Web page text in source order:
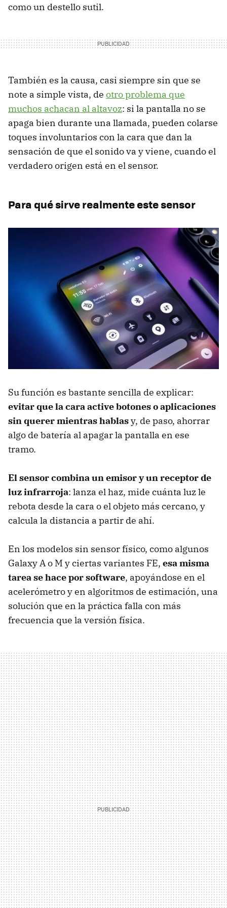
como un destello sutil.
También es la causa, casi siempre sin que se
note a simple vista, de otro problema que
muchos achacan al altavoz: si la pantalla no se
apaga bien durante una llamada, pueden colarse
toques involuntarios con la cara que dan la
sensación de que el sonido va y viene, cuando el
verdadero origen está en el sensor.
Para qué sirve realmente este sensor
Su función es bastante sencilla de explicar:
evitar que la cara active botones o aplicaciones
sin querer mientras hablasy, de paso, ahorrar
algo de batería al apagar la pantalla en ese
tramo.
El sensor combina un emisor y un receptor de
luz infrarroja: lanza el haz, mide cuánta luz le
rebota desde la cara o el objeto más cercano, y
calcula la distancia a partir de ahí.
En los modelos sin sensor físico, como algunos
Galaxy A o M y ciertas variantes FE, esa misma
tarea se hace por software, apoyándose en el
acelerómetro y en algoritmos de estimación, una
solución que en la práctica falla con más
frecuencia que la versión física.